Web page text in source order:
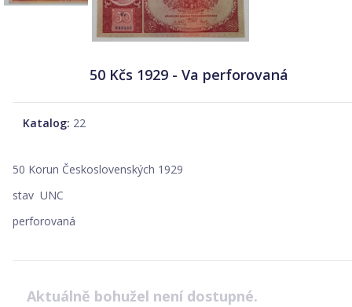
50 Kčs 1929 - Va perforovaná
Katalog: 22
50 Korun Československých 1929
stav UNC
perforovaná
Aktuálně bohužel není dostupné.